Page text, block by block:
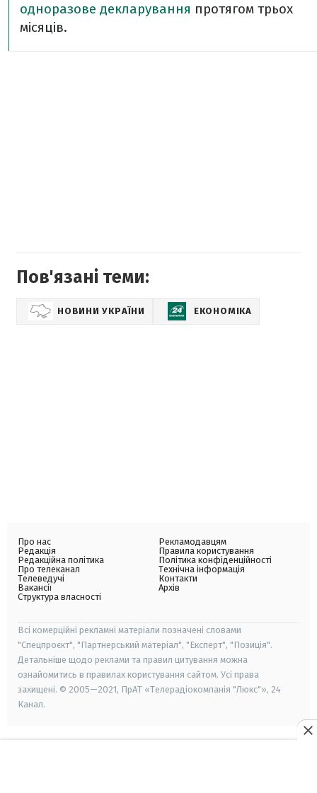
одноразове декларування протягом трьох
місяців.
Пов'язані теми:
НОВИНИ УКРАЇНИ ЕКОНОМІКА
Про нас
Редакція
Редакційна політика
Про телеканал
Телеведучі
Вакансії
Структура власності
Рекламодавцям
Правила користування
Політика конфіденційності
Технічна інформація
Контакти
Архів
Всі комерційні рекламні матеріали позначені словами
"Спецпроєкт", "Партнерський матеріал", "Експерт", "Позиція".
Детальніше щодо реклами та правил цитування можна
ознайомитись в правилах користування сайтом. Усі права
захищені. © 2005—2021, ПрАТ «Телерадіокомпанія "Люкс"», 24
Канал.